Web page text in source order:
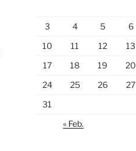
3
4 5 6
10
11 12 13
17
18 19 20
24
25 26 27
31
« Feb.